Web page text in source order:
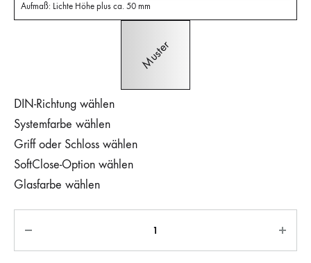
Aufmaß: Lichte Höhe plus ca. 50 mm
DIN-Richtung wählen
Systemfarbe wählen
Griff oder Schloss wählen
SoftClose-Option wählen
Glasfarbe wählen